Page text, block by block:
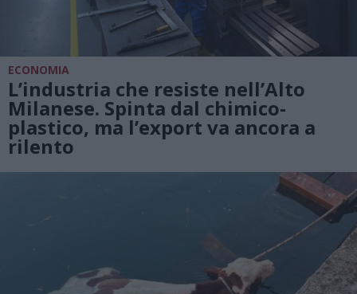
ECONOMIA
L’industria che resiste nell’Alto
Milanese. Spinta dal chimico-
plastico, ma l’export va ancora a
rilento